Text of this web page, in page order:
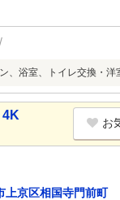
、浴室、トイレ交換・洋
4K
お
上京区相国寺門前町